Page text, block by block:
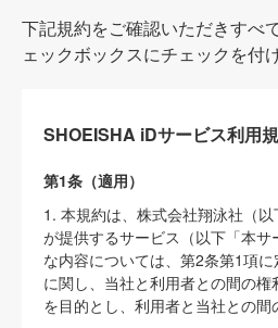
下記規約をご確認いただきすべ
ェックボックスにチェックを付
SHOEISHA iDサービス利用
第1条（適用）
1. 本規約は、株式会社翔泳社（以
が提供するサービス（以下「本
な内容については、第2条第1項に
に関し、当社と利用者との間の権
を目的とし、利用者と当社との間